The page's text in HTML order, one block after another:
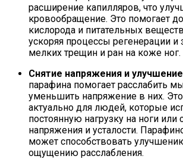
расширение капилляров, что
кровообращение. Это помогает
кислорода и питательных
ускоряя процессы регенерации и
мелких трещин и ран на коже ног.
Снятие напряжения и
парафина помогает расслабить
уменьшить напряжение в них.
актуально для людей, которые
постоянную нагрузку на ноги или
напряжения и усталости.
может способствовать
ощущению расслабления.